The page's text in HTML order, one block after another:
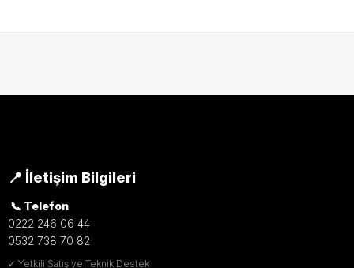
📍 İletişim Bilgileri
📞 Telefon
0222 246 06 44
0532 738 70 82
✓ Yetkili Satış ve Teknik Destek